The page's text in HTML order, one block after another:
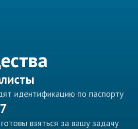
идентификацию по паспорту
взяться за вашу задачу